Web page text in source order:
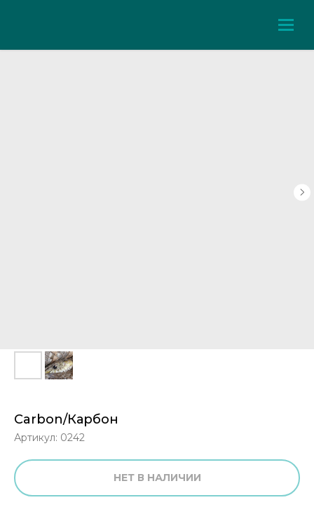
Carbon/Карбон
Артикул: 0242
НЕТ В НАЛИЧИИ